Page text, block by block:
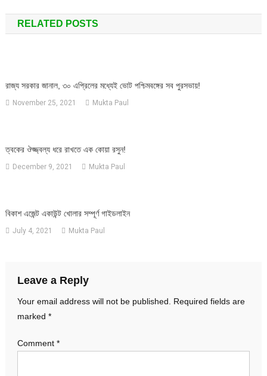
navigation
RELATED POSTS
রাজ্য সরকার জানাল, ৩০ এপ্রিলের মধ্যেই ভোট পশ্চিমবঙ্গের সব পুরসভায়!
November 25, 2021 Mukta Paul
ত্বকের ঔজ্জ্বল্য ধরে রাখতে এক কোয়া রসুন!
December 9, 2021 Mukta Paul
বিকাশ এজেন্ট একাউন্ট খোলার সম্পূর্ণ গাইডলাইন
July 4, 2021 Mukta Paul
Leave a Reply
Your email address will not be published.
Required fields are
marked *
Comment *